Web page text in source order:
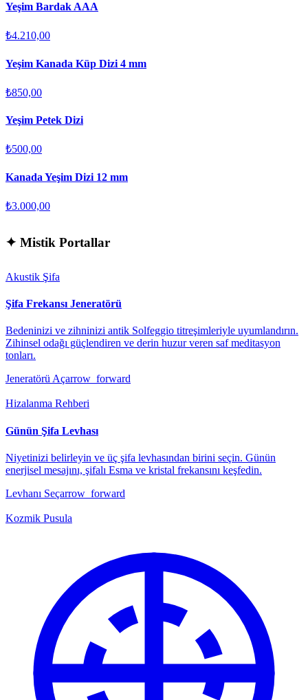
Yeşim Bardak AAA
₺4.210,00
Yeşim Kanada Küp Dizi 4 mm
₺850,00
Yeşim Petek Dizi
₺500,00
Kanada Yeşim Dizi 12 mm
₺3.000,00
✦ Mistik Portallar
Akustik Şifa
Şifa Frekansı Jeneratörü
Bedeninizi ve zihninizi antik Solfeggio titreşimleriyle uyumlandırın.
Zihinsel odağı güçlendiren ve derin huzur veren saf meditasyon
tonları.
Jeneratörü Açarrow_forward
Hizalanma Rehberi
Günün Şifa Levhası
Niyetinizi belirleyin ve üç şifa levhasından birini seçin. Günün
enerjisel mesajını, şifalı Esma ve kristal frekansını keşfedin.
Levhanı Seçarrow_forward
Kozmik Pusula